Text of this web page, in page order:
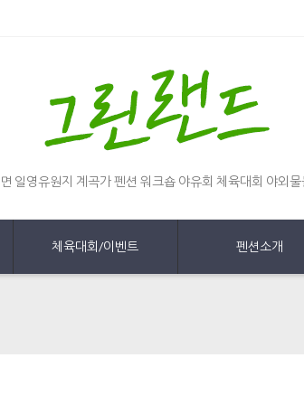
일영유원지 계곡가 펜션 워크숍 야유회 체육대회 야외
체육대회/이벤트 펜션소개